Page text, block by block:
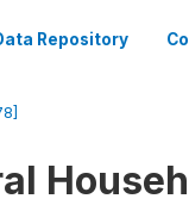
Repository